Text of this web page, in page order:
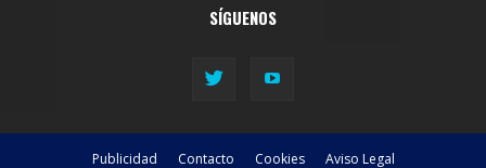
SÍGUENOS
Publicidad Contacto Cookies Aviso Legal